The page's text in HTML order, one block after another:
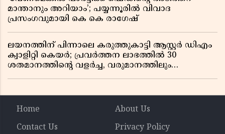
മാന്താനും അറിയാം’; പയ്യന്നൂരിൽ വിവാദ
പ്രസംഗവുമായി കെ കെ രാഗേഷ്
ലയനത്തിന് പിന്നാലെ കരുത്തുകാട്ടി ആസ്റ്റർ ഡിഎം
ക്വാളിറ്റി കെയർ; പ്രവർത്തന ലാഭത്തിൽ 30
ശതമാനത്തിൻ്റെ വളർച്ച, വരുമാനത്തിലും
Home
About Us
Contact Us
Privacy Policy